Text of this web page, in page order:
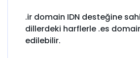
.ir domain IDN desteğine
dillerdeki harflerle .es
edilebilir.